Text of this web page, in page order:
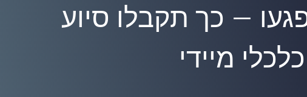
– כך תקבלו סיוע
כלכלי מיידי